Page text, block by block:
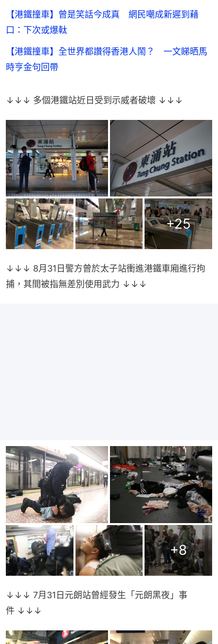
【港鐵撞車】曾是笑話今成真 網民嘲成新遲到藉
口：下次或爆軚
【港鐵撞車】全世界都讚得香港人鬧？ 一文睇晒馬
時亨金句回帶
↓↓↓ 多個港鐵站近日受到示威者破壞 ↓↓↓
+25
↓↓↓ 8月31日警方曾於太子站衝進港鐵車廂進行拘
捕，其間被指無差別使用武力 ↓↓↓
+8
↓↓↓ 7月31日元朗站曾經發生「元朗黑夜」事
件 ↓↓↓